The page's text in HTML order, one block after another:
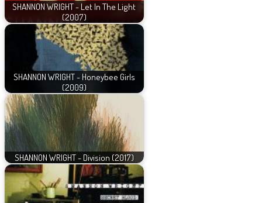
SHANNON WRIGHT - Let In The Light
(2007)
SHANNON WRIGHT - Honeybee Girls
(2009)
SHANNON WRIGHT - Division (2017)